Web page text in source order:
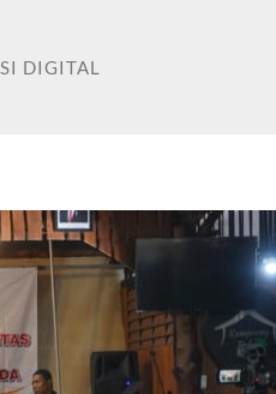
DIGITAL